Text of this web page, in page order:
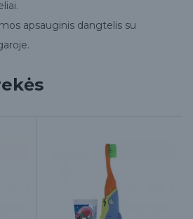
apsauginis dangtelis su